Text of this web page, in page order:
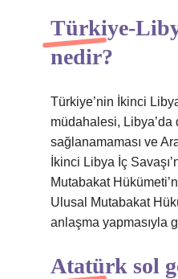
Türkiye-
nedir?
Türkiye’nin İkinci
müdahalesi, Libya’da
sağlanamaması ve
İkinci Libya İç
Mutabakat
Ulusal Mutabakat
anlaşma yapmasıyla
Atatürk sol